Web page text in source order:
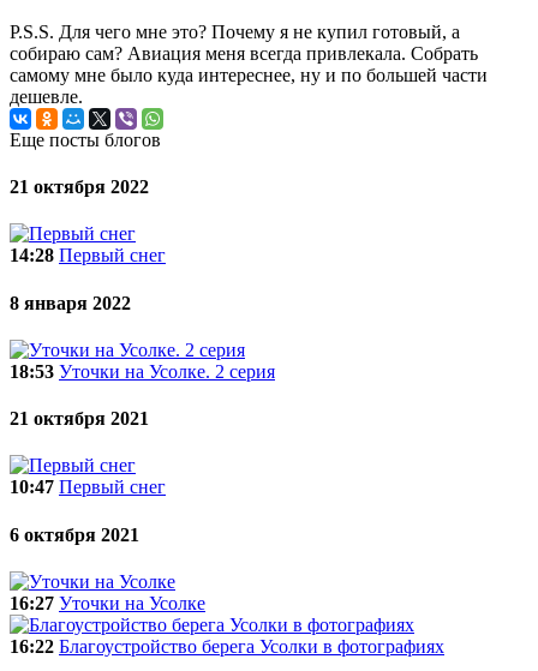
P.S.S. Для чего мне это? Почему я не купил готовый, а
собираю сам? Авиация меня всегда привлекала. Собрать
самому мне было куда интереснее, ну и по большей части
дешевле.
Еще посты блогов
21 октября 2022
14:28 Первый снег
8 января 2022
18:53 Уточки на Усолке. 2 серия
21 октября 2021
10:47 Первый снег
6 октября 2021
16:27 Уточки на Усолке
16:22 Благоустройство берега Усолки в фотографиях